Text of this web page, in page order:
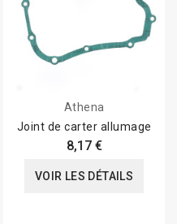
Athena
Joint de carter allumage
8,17 €
VOIR LES DÉTAILS